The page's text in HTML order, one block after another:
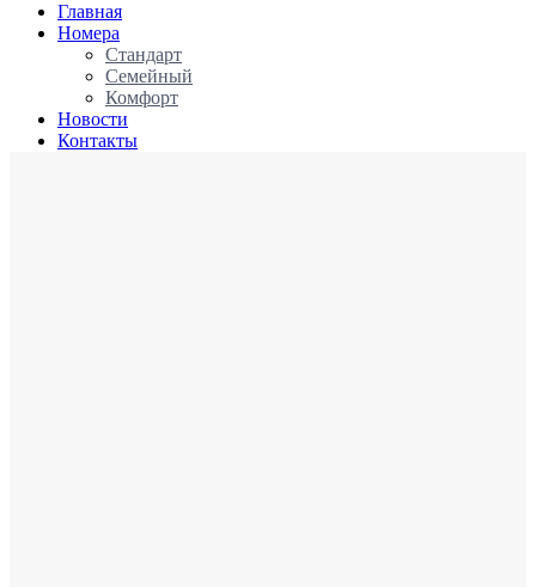
Главная
Номера
Стандарт
Семейный
Комфорт
Новости
Контакты